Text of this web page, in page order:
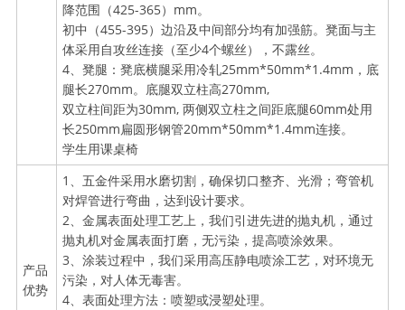
降范围（425-365）mm。
初中（455-395）边沿及中间部分均有加强筋。凳面与主
体采用自攻丝连接（至少4个螺丝），不露丝。
4、凳腿：凳底横腿采用冷轧25mm*50mm*1.4mm，底
腿长270mm。底腿双立柱高270mm,
双立柱间距为30mm, 两侧双立柱之间距底腿60mm处用
长250mm扁圆形钢管20mm*50mm*1.4mm连接。
学生用课桌椅
产品
优势
1、五金件采用水磨切割，确保切口整齐、光滑；弯管机
对焊管进行弯曲，达到设计要求。
2、金属表面处理工艺上，我们引进先进的抛丸机，通过
抛丸机对金属表面打磨，无污染，提高喷涂效果。
3、涂装过程中，我们采用高压静电喷涂工艺，对环境无
污染，对人体无毒害。
4、表面处理方法：喷塑或浸塑处理。